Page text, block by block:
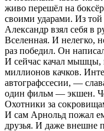
живо перешёл на
своими ударами. Из той
Александр взял себя в
Вселенная. И нелегко,
раз победил. Он
И сейчас качал мышцы,
миллионов качков.
автографссесии, —
один фильм — экшен.
Охотники за
И сам Арнольд пожал
друзья. И даже внешне